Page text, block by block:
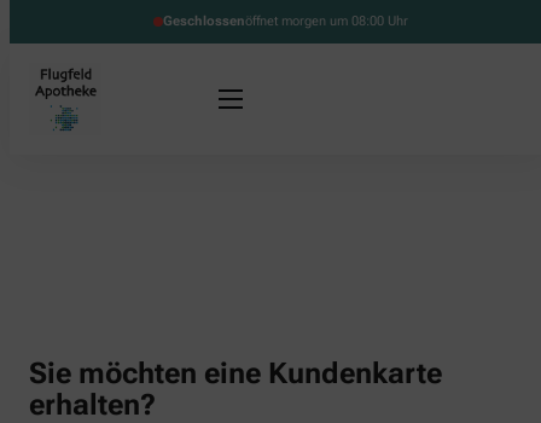
Geschlossenöffnet morgen um 08:00 Uhr
Sie möchten eine Kundenkarte
erhalten?